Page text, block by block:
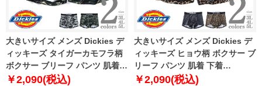
大きいサイズ メンズ Dickies デ
ィッキーズ タイガーカモフラ柄
ボクサー ブリーフ パンツ 肌着
下着 80533100
￥2,090(税込)
大きいサイズ メンズ Dickies デ
ィッキーズ ヒョウ柄 ボクサー ブ
リーフ パンツ 肌着 下着
80533200
￥2,090(税込)